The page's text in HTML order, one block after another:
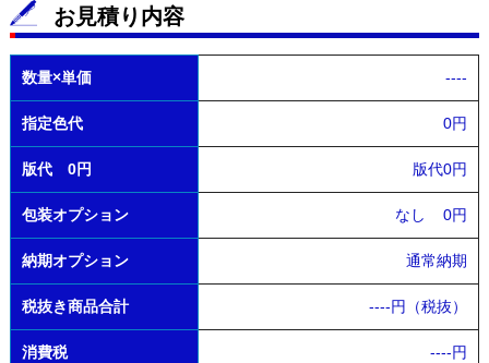
お見積り内容
数量×単価 ----
指定色代 0円
版代 0円 版代0円
包装オプション なし 0円
納期オプション 通常納期
税抜き商品合計 ----円（税抜）
消費税 ----円